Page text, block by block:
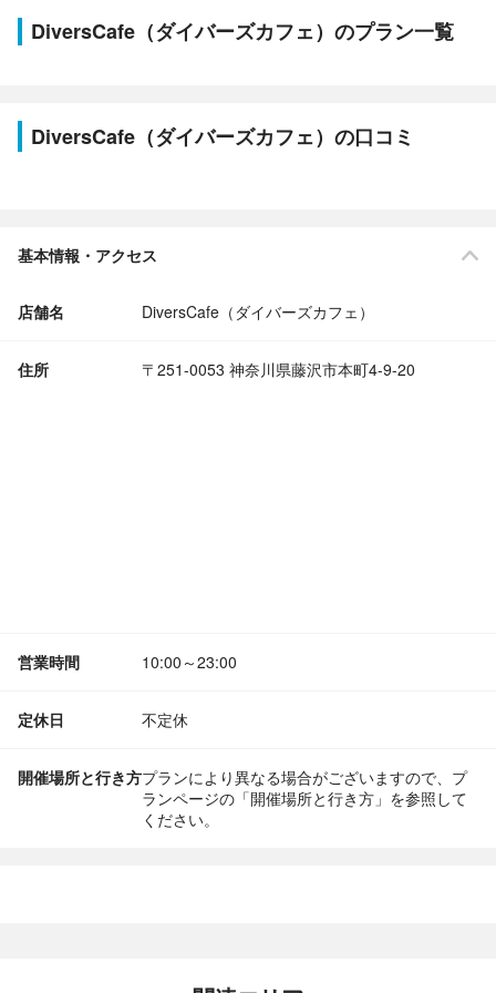
DiversCafe（ダイバーズカフェ）のプラン一覧
DiversCafe（ダイバーズカフェ）の口コミ
基本情報・アクセス
店舗名 DiversCafe（ダイバーズカフェ）
住所 〒251-0053 神奈川県藤沢市本町4-9-20
営業時間 10:00～23:00
定休日 不定休
開催場所と行き方プランにより異なる場合がございますので、プ
ランページの「開催場所と行き方」を参照して
ください。